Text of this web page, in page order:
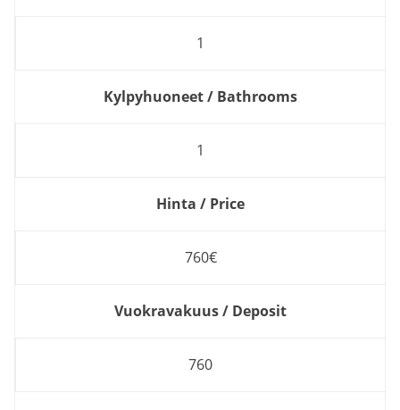
1
Kylpyhuoneet / Bathrooms
1
Hinta / Price
760€
Vuokravakuus / Deposit
760